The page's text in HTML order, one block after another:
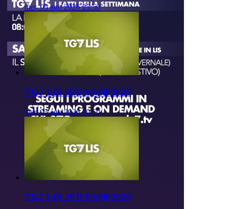
mer, 05 ago 2026 23:50
TG7 LIS 3ED 05/08/2026
mer, 05 ago 2026 20:50
TG7 LIS 2ED 05/08/2026